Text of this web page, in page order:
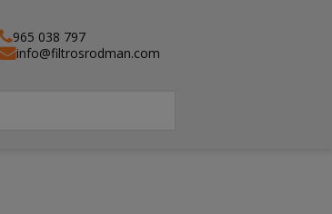
965 038 797
info@filtrosrodman.com